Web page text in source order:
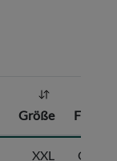
Größe Farbe
XXL Grau